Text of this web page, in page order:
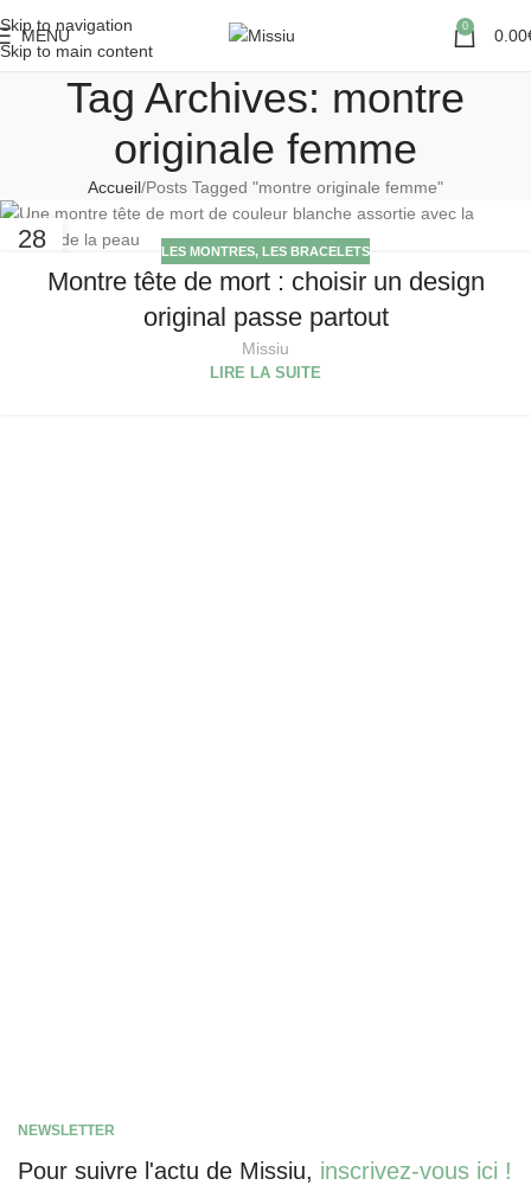
Skip to navigation
Skip to main content
MENU 0 0.00
Tag Archives: montre
originale femme
Accueil Posts Tagged "montre originale femme"
28 LES MONTRES, LES BRACELETS
Montre tête de mort : choisir un design
original passe partout
Missiu
LIRE LA SUITE
NEWSLETTER
Pour suivre l'actu de Missiu, inscrivez-vous ici !